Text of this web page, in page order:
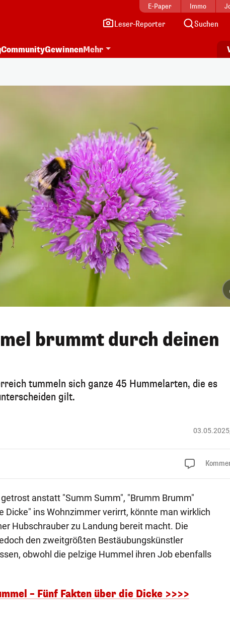
E-Paper Immo
Leser-Reporter Suchen
CommunityGewinnenMehr
brummt durch deinen
tummeln sich ganze 45 Hummelarten, die es
gilt.
anstatt "Summ Summ", "Brumm Brumm"
Dicke" ins Wohnzimmer verirrt, könnte man wirklich
Hubschrauber zu Landung bereit macht. Die
den zweitgrößten Bestäubungskünstler
obwohl die pelzige Hummel ihren Job ebenfalls
– Fünf Fakten über die Dicke >>>>